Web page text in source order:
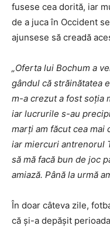
fusese cea dorită, iar
de a juca în Occident
ajunsese să creadă
„Oferta lui Bochum a
gândul că străinătatea
m-a crezut a fost soția
iar lucrurile s-au
marți am făcut cea mai
iar miercuri antrenorul
să mă facă bun de joc
amiază. Până la urmă
În doar câteva zile,
că și-a depășit